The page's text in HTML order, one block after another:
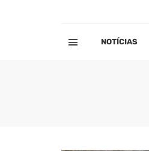
NOTÍCIAS